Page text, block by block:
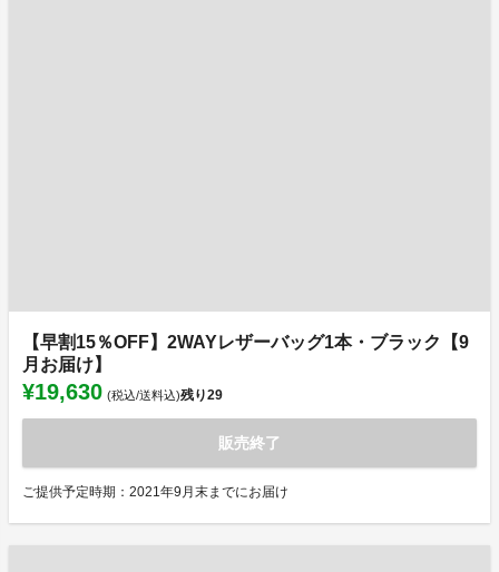
【早割15％OFF】2WAYレザーバッグ1本・ブラック【9
月お届け】
¥19,630 (税込/送料込)残り29
販売終了
ご提供予定時期：2021年9月末までにお届け